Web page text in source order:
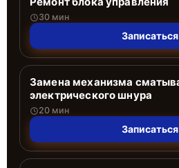
30 мин
Записаться
Замена механизма
электрического шнура
20 мин
Записаться